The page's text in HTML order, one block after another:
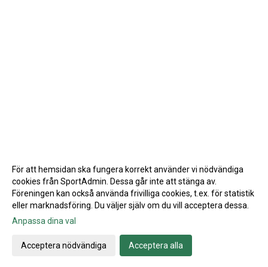
Gå till Webbversion
För att hemsidan ska fungera korrekt använder vi nödvändiga
cookies från SportAdmin. Dessa går inte att stänga av.
Föreningen kan också använda frivilliga cookies, t.ex. för statistik
eller marknadsföring. Du väljer själv om du vill acceptera dessa.
Anpassa dina val
Acceptera nödvändiga Acceptera alla